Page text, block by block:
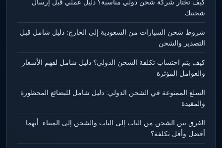
كيف تختار شركة شحن دولي مناسبة؟ دليل عملي قبل إرسال
شحنتك
شروط شحن السيارات من السعودية إلى الخارج: دليل شامل قبل
التصدير والشحن
كيف يتم احتساب تكلفة الشحن الدولي؟ دليل شامل لفهم الأسعار
والعوامل المؤثرة
السلع الممنوعة في الشحن الدولي: دليل شامل للبضائع المحظورة
والمقيدة
الفرق بين الشحن من الباب إلى الباب والشحن إلى الميناء: أيهما
أفضل وأقل تكلفة؟